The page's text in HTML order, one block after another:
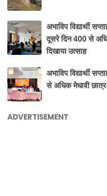
अभाविप विद्यार्थी
दूसरे दिन 400 से अधिक
दिखाया उत्साह
अभाविप विद्यार्थी
से अधिक मेधावी
ADVERTISEMENT